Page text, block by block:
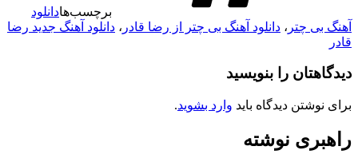
برچسب‌هادانلود
بی چتر، دانلود آهنگ بی چتر از رضا قادر، دانلود آهنگ جدید رضا
را بنویسید
نوشتن دیدگاه بایدوارد بشوید.
نوشته